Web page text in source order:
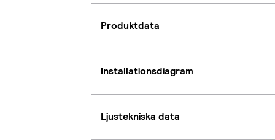
Produktdata
Installationsdiagram
Ljustekniska data